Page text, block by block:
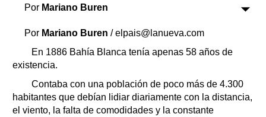
Horóscopo
Suplementos
Servicios
Farmacias
Loterías
Datos Útiles
Fúnebres
Por Mariano Buren
Por Mariano Buren / elpais@lanueva.com
En 1886 Bahía Blanca tenía apenas 58 años de
existencia.
Contaba con una población de poco más de 4.300
habitantes que debían lidiar diariamente con la distancia,
el viento, la falta de comodidades y la constante